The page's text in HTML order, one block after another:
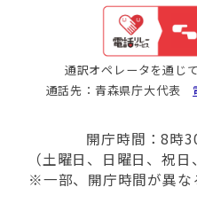
通訳オペレータを通じ
通話先：青森県庁大代表
開庁時間：8時
（土曜日、日曜日、祝
※一部、開庁時間が異な